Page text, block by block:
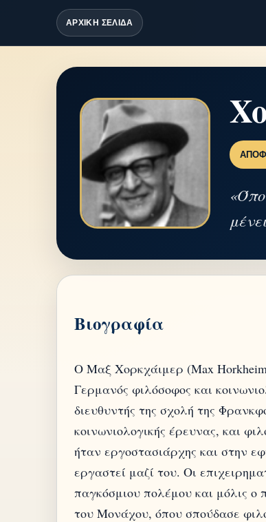
ΑΡΧΙΚΗ ΣΕΛΙΔΑ
Βιογραφία
Ο Μαξ Χορκχάιμερ (Max
Γερμανός φιλόσοφος και
διευθυντής της σχολή της
κοινωνιολογικής έρευνας, και
ήταν εργοστασιάρχης και στην
εργαστεί μαζί του. Οι
παγκόσμιου πολέμου και μόλις
του Μονάχου, όπου σπούδασε